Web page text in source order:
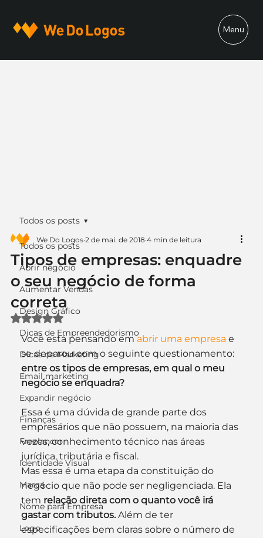
Menu
Todos os posts
Abrir negócio
Aumentar Vendas
Design Gráfico
Dicas de Empreendedorismo
Dicas de Marketing
Email marketing
Expandir negócio
Finanças
Freelancer
Identidade Visual
Marca
Nome para Empresa
Logo
Todos os posts
Tipos de empresas: enquadre
o seu negócio de forma
correta
We Do Logos 2 de mai. de 2018 4 min de leitura
Avaliado com NaN de 5 estrelas.
Você está pensando em abrir uma empresa e
se deparou com o seguinte questionamento:
entre os tipos de empresas, em qual o meu
negócio se enquadra?
Essa é uma dúvida de grande parte dos
empresários que não possuem, na maioria das
vezes, conhecimento técnico nas áreas
jurídica, tributária e fiscal.
Mas essa é uma etapa da constituição do
negócio que não pode ser negligenciada. Ela
tem relação direta com o quanto você irá
gastar com tributos. Além de ter
especificações bem claras sobre o número de